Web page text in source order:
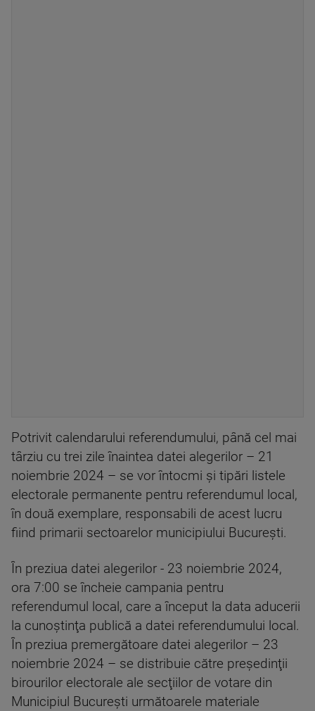
Potrivit calendarului referendumului, până cel mai
târziu cu trei zile înaintea datei alegerilor – 21
noiembrie 2024 – se vor întocmi şi tipări listele
electorale permanente pentru referendumul local,
în două exemplare, responsabili de acest lucru
fiind primarii sectoarelor municipiului Bucureşti.
În preziua datei alegerilor - 23 noiembrie 2024,
ora 7:00 se încheie campania pentru
referendumul local, care a început la data aducerii
la cunoştinţa publică a datei referendumului local.
În preziua premergătoare datei alegerilor – 23
noiembrie 2024 – se distribuie către preşedinţii
birourilor electorale ale secţiilor de votare din
Municipiul Bucureşti următoarele materiale